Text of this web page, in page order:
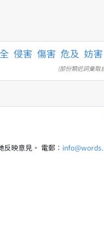
侵害 傷害 危及 妨害
(部份類近詞彙取
反映意見。 電郵：